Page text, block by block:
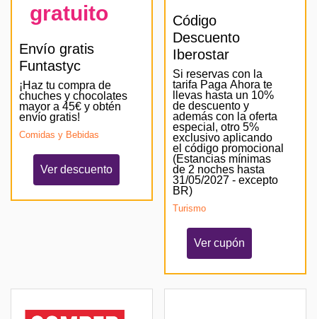
gratuito
Envío gratis
Funtastyc
¡Haz tu compra de
chuches y chocolates
mayor a 45€ y obtén
envío gratis!
Comidas y Bebidas
Ver descuento
Código
Descuento
Iberostar
Si reservas con la
tarifa Paga Ahora te
llevas hasta un 10%
de descuento y
además con la oferta
especial, otro 5%
exclusivo aplicando
el código promocional
(Estancias mínimas
de 2 noches hasta
31/05/2027 - excepto
BR)
Turismo
Ver cupón